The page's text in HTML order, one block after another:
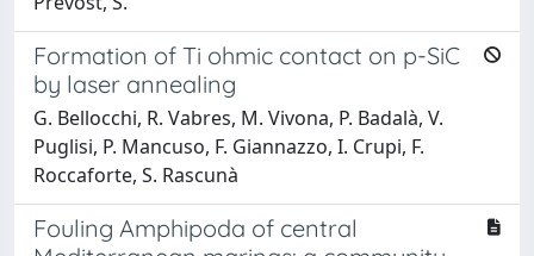
Formation of Ti ohmic contact on p-SiC
by laser annealing
G. Bellocchi, R. Vabres, M. Vivona, P. Badalà, V.
Puglisi, P. Mancuso, F. Giannazzo, I. Crupi, F.
Roccaforte, S. Rascunà
Fouling Amphipoda of central